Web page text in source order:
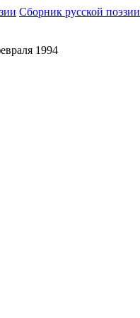
Сборник русской поэзии
1994